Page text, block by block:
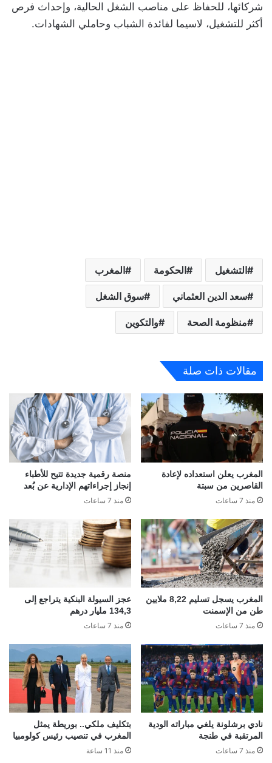
شركائها، للحفاظ على مناصب الشغل الحالية، وإحداث فرص
أكثر للتشغيل، لاسيما لفائدة الشباب وحاملي الشهادات.
التشغيل الحكومة المغرب
سعد الدين العثماني سوق الشغل
منظومة الصحة والتكوين
مقالات ذات صلة
المغرب يعلن استعداده لإعادة
القاصرين من سبتة
منذ 7 ساعات
منصة رقمية جديدة تتيح للأطباء
إنجاز إجراءاتهم الإدارية عن بُعد
منذ 7 ساعات
المغرب يسجل تسليم 8,22 ملايين
طن من الإسمنت
منذ 7 ساعات
عجز السيولة البنكية يتراجع إلى
134,3 مليار درهم
منذ 7 ساعات
نادي برشلونة يلغي مباراته الودية
المرتقبة في طنجة
منذ 7 ساعات
بتكليف ملكي.. بوريطة يمثل
المغرب في تنصيب رئيس كولومبيا
منذ 11 ساعة